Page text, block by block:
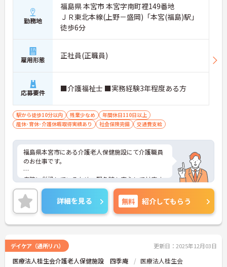
勤務地
福島県 本宮市 本宮字南町裡149番地
ＪＲ東北本線(上野－盛岡)「本宮(福島)駅」
徒歩6分
雇用形態 正社員(正職員)
応募要件 ■介護福祉士 ■実務経験3年程度ある方
駅から徒歩10分以内 残業少なめ
年間休日110日以上
産休･育休･介護休暇取得実績あり
社会保険完備 交通費支給
福島県本宮市にある介護老人保健施設にて介護職員
のお仕事です。
病院に併設しているため、緊急時も安心して対応す
ることができます！
ご興味ある方には、面接対策ポイントなど、さらに
詳細をお話しいたしますのでお気軽にご相談くださ
い。
詳細を見る 無料 紹介してもらう
デイケア（通所リハ） 更新日：2025年12月03日
医療法人桂生会介護老人保健施設 四季庵 医療法人桂生会